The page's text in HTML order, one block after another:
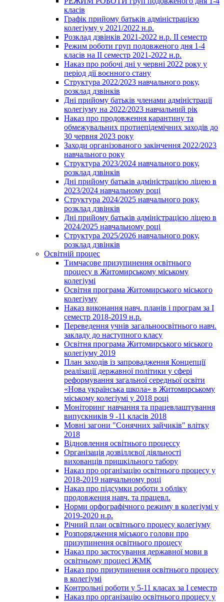
класів
Графік прийому батьків адміністрацією
колегіуму у 2021/2022 н.р.
Розклад дзвінків 2021-2022 н.р. ІІ семестр
Режим роботи груп подовженого дня 1-4
класів на ІІ семестр 2021-2022 н.р.
Наказ про робочі дні у червні 2022 року у
період дії воєнного стану
Структура 2022/2023 навчального року,
розклад дзвінків
Дні прийому батьків членами адміністрації
колегіуму на 2022/2023 навчальний рік
Наказ про продовження карантину та
обмежувальних протиепідемічних заходів до
30 червня 2023 року
Заходи організованого закінчення 2022/2023
навчального року
Структура 2023/2024 навчального року,
розклад дзвінків
Дні прийому батьків адміністрацією ліцею в
2023/2024 навчальному році
Структура 2024/2025 навчального року,
розклад дзвінків
Дні прийому батьків адміністрацією ліцею в
2024/2025 навчальному році
Структура 2025/2026 навчального року,
розклад дзвінків
Освітній процес
Тимчасове призупинення освітнього
процесу в Житомирському міському
колегіумі
Освітня програма Житомирського міського
колегіуму
Наказ виконання навч. планів і програм за І
семестр 2018-2019 н.р.
Переведення учнів загальноосвітнього навч.
закладу до наступного класу
Освітня програма Житомирського міського
колегіуму 2019
План заходів із запровадження Концепції
реалізації державної політики у сфері
реформування загальної середньої освіти
«Нова українська школа» в Житомирському
міському колегіумі у 2018 році
Моніторинг навчання та працевлаштування
випускників 9 -11 класів 2018
Мовні загони "Сонячних зайчиків" влітку
2018
Відновлення освітнього процессу
Організація дозвіллєвої діяльності
вихованців пришкільного табору
Наказ про організацію освітнього процесу у
2018-2019 навчальному році
Наказ про підсумки роботи з обліку
продовження навч. та працевл.
Норми орфографічного режиму в колегіумі у
2019-2020 н.р.
Річний план освітнього процесу колегіуму
Розпорядження міського голови про
призупинення освітнього процесу
Наказ про застосування державної мови в
освітньому процесі ЖМК
Наказ про призупинення освітнього процесу
в колегіумі
Контрольні роботи у 5-11 класах за І семестр
Наказ про організацію освітнього процесу у